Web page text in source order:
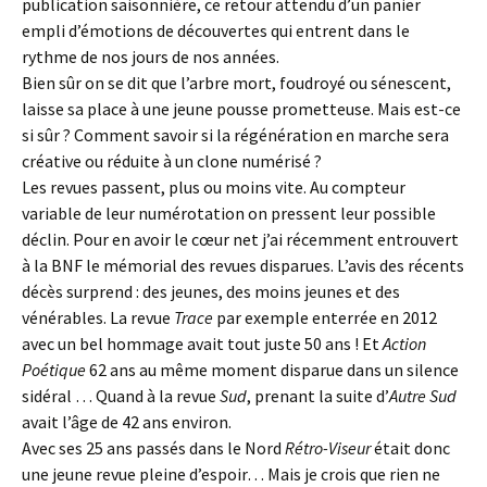
publication saisonnière, ce retour attendu d’un panier
empli d’émotions de découvertes qui entrent dans le
rythme de nos jours de nos années.
Bien sûr on se dit que l’arbre mort, foudroyé ou sénescent,
laisse sa place à une jeune pousse prometteuse. Mais est-ce
si sûr ? Comment savoir si la régénération en marche sera
créative ou réduite à un clone numérisé ?
Les revues passent, plus ou moins vite. Au compteur
variable de leur numérotation on pressent leur possible
déclin. Pour en avoir le cœur net j’ai récemment entrouvert
à la BNF le mémorial des revues disparues. L’avis des récents
décès surprend : des jeunes, des moins jeunes et des
vénérables. La revue Trace par exemple enterrée en 2012
avec un bel hommage avait tout juste 50 ans ! EtAction
Poétique62 ans au même moment disparue dans un silence
sidéral … Quand à la revue Sud, prenant la suite d’Autre Sud
avait l’âge de 42 ans environ.
Avec ses 25 ans passés dans le Nord Rétro-Viseurétait donc
une jeune revue pleine d’espoir… Mais je crois que rien ne